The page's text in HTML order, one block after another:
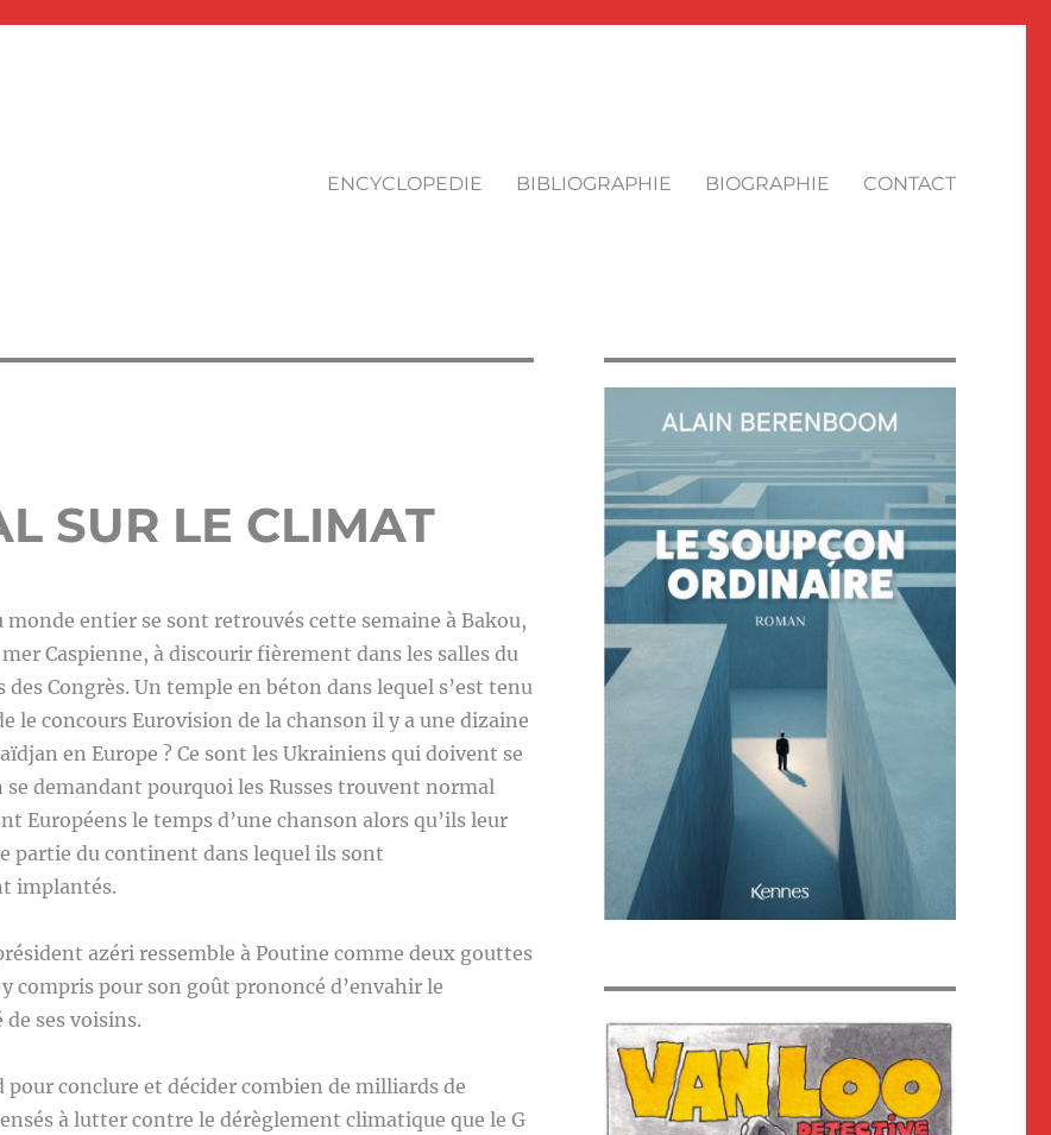
ENCYCLOPEDIE BIBLIOGRAPHIE BIOGRAPHIE CONTACT
SUR LE CLIMAT
monde entier se sont retrouvés cette semaine à Bakou,
Caspienne, à discourir fièrement dans les salles du
des Congrès. Un temple en béton dans lequel s’est tenu
le concours Eurovision de la chanson il y a une dizaine
en Europe ? Ce sont les Ukrainiens qui doivent se
se demandant pourquoi les Russes trouvent normal
Européens le temps d’une chanson alors qu’ils leur
partie du continent dans lequel ils sont
implantés.
azéri ressemble à Poutine comme deux gouttes
compris pour son goût prononcé d’envahir le
ses voisins.
pour conclure et décider combien de milliards de
à lutter contre le dérèglement climatique que le G